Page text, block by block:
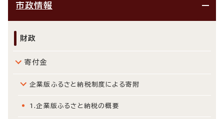
市政情報
財政
寄付金
企業版ふるさと納税制度による寄附
1.企業版ふるさと納税の概要